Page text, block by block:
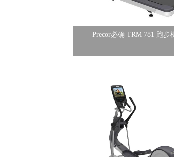
Precor必确 TRM 781 跑步